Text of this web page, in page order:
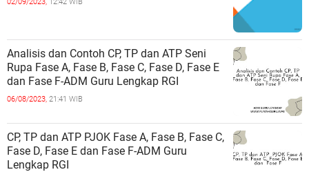
Analisis dan Contoh CP, TP dan ATP Seni
Rupa Fase A, Fase B, Fase C, Fase D, Fase E
dan Fase F-ADM Guru Lengkap RGI
06/08/2023, 21:41 WIB
CP, TP dan ATP PJOK Fase A, Fase B, Fase C,
Fase D, Fase E dan Fase F-ADM Guru
Lengkap RGI